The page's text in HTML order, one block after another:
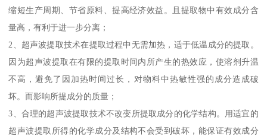
缩短生产周期、节省原料、提高经济效益。且提取物中有效成分含
量高，有利于进一步分离；
2、超声波提取技术在提取过程中无需加热，适于低温成分的提取。
因为超声波提取在有限的提取时间内所产生的热效应，使溶剂升温
不高，避免了因加热时间过长，对物料中热敏性强的成分造成破
坏。而影响所提成分的质量；
3、合理的超声波提取技术不改变所提取成分的化学结构。用适宜的
超声波提取所得的化学成分及结构不会受到破坏，能保证有效成分